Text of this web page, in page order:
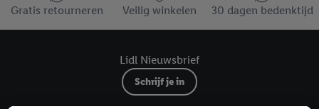
Gratis retourneren
Veilig winkelen 30 dagen bedenktijd
Lidl Nieuwsbrief
Schrijf je in